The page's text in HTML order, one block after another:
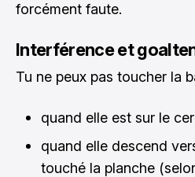
forcément faute.
Interférence et
Tu ne peux pas toucher la
quand elle est sur le
quand elle descend
touché la planche